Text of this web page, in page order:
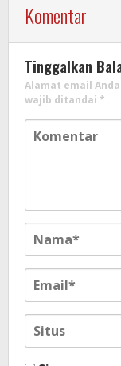
Komentar
Tinggalkan
Alamat email
wajib ditandai *